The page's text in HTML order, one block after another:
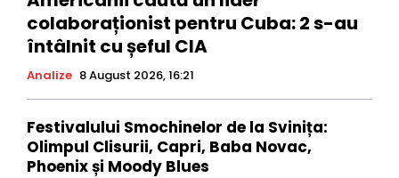
colaboraționist pentru Cuba: 2 s-au
întâlnit cu șeful CIA
Analize 8 August 2026, 16:21
Festivalului Smochinelor de la Svinița:
Olimpul Clisurii, Capri, Baba Novac,
Phoenix și Moody Blues